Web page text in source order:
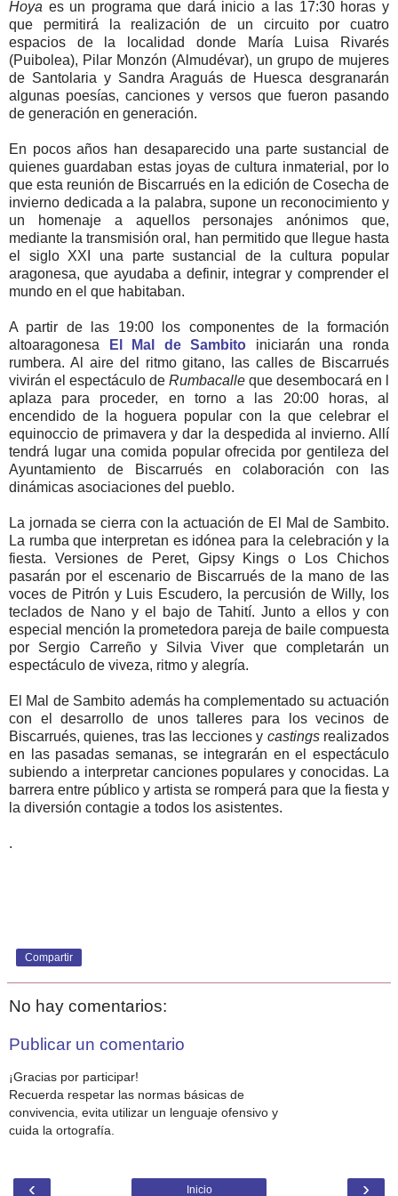
Hoya es un programa que dará inicio a las 17:30 horas y
que permitirá la realización de un circuito por cuatro
espacios de la localidad donde María Luisa Rivarés
(Puibolea), Pilar Monzón (Almudévar), un grupo de mujeres
de Santolaria y Sandra Araguás de Huesca desgranarán
algunas poesías, canciones y versos que fueron pasando
de generación en generación.
En pocos años han desaparecido una parte sustancial de
quienes guardaban estas joyas de cultura inmaterial, por lo
que esta reunión de Biscarrués en la edición de Cosecha de
invierno dedicada a la palabra, supone un reconocimiento y
un homenaje a aquellos personajes anónimos que,
mediante la transmisión oral, han permitido que llegue hasta
el siglo XXI una parte sustancial de la cultura popular
aragonesa, que ayudaba a definir, integrar y comprender el
mundo en el que habitaban.
A partir de las 19:00 los componentes de la formación
altoaragonesa
El Mal de Sambito iniciarán una ronda
rumbera. Al aire del ritmo gitano, las calles de Biscarrués
vivirán el espectáculo de Rumbacalle que desembocará en l
aplaza para proceder, en torno a las 20:00 horas, al
encendido de la hoguera popular con la que celebrar el
equinoccio de primavera y dar la despedida al invierno. Allí
tendrá lugar una comida popular ofrecida por gentileza del
Ayuntamiento de Biscarrués en colaboración con las
dinámicas asociaciones del pueblo.
La jornada se cierra con la actuación de El Mal de Sambito.
La rumba que interpretan es idónea para la celebración y la
fiesta. Versiones de Peret, Gipsy Kings o Los Chichos
pasarán por el escenario de Biscarrués de la mano de las
voces de Pitrón y Luis Escudero, la percusión de Willy, los
teclados de Nano y el bajo de Tahití. Junto a ellos y con
especial mención la prometedora pareja de baile compuesta
por Sergio Carreño y Silvia Viver que completarán un
espectáculo de viveza, ritmo y alegría.
El Mal de Sambito además ha complementado su actuación
con el desarrollo de unos talleres para los vecinos de
Biscarrués, quienes, tras las lecciones y castingsrealizados
en las pasadas semanas, se integrarán en el espectáculo
subiendo a interpretar canciones populares y conocidas. La
barrera entre público y artista se romperá para que la fiesta y
la diversión contagie a todos los asistentes.
.
Compartir
No hay comentarios:
Publicar un comentario
¡Gracias por participar!
Recuerda respetar las normas básicas de
convivencia, evita utilizar un lenguaje ofensivo y
cuida la ortografía.
‹ ›
Inicio